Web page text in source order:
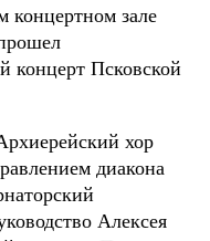
концертном зале
концерт Псковской
хор
диакона
Алексея